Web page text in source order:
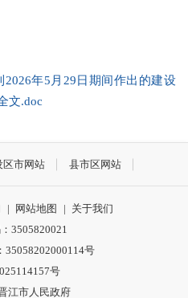
年5月29日期间作出的建设
文.doc
区市网站 县市区网站
| 网站地图 | 关于我们
3505820021
35058202000114号
号
江市人民政府